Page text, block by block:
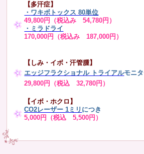
【多汗症】
・ ワキボトックス 80単位
49,800円（税込み 54,780円）
・ミラドライ
170,000円（税込み 187,000円）
【しみ・イボ・汗管腫】
エッジフラクショナル トライアルモニ
29,800円（税込 32,780円）
【イボ・ホクロ】
CO2レーザー 1ミリ につき
5,000円（税込 5,500円）